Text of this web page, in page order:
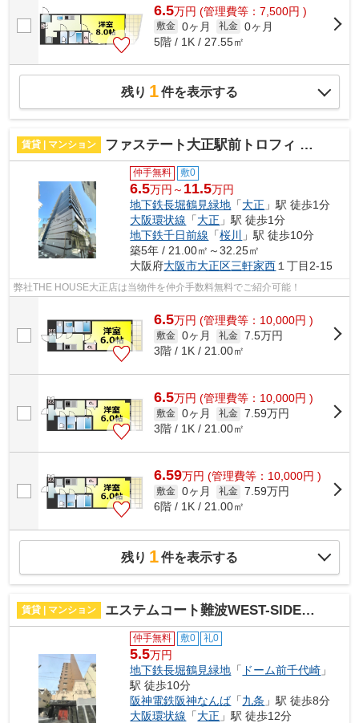
6.5万円 (管理費等：7,500円 )
敷金 0ヶ月 礼金 0ヶ月
5階 / 1K / 27.55㎡
残り 1件を表示する
賃貸 | マンション ファステート大正駅前トロフィ 仲介手数料無料
仲手無料 敷0
6.5万円～ 11.5万円
地下鉄長堀鶴見緑地 「大正 」駅 徒歩1分
大阪環状線 「大正 」駅 徒歩1分
地下鉄千日前線 「桜川
」駅 徒歩10分
築5年 / 21.00㎡～32.25㎡
大阪府大阪市大正区三軒家西 １丁目2-15
弊社THE HOUSE大正店は当物件を仲介手数料無料でご紹介可能！
6.5万円 (管理費等：10,000円 )
敷金 0ヶ月 礼金 7.5万円
3階 / 1K / 21.00㎡
6.5万円 (管理費等：10,000円 )
敷金 0ヶ月 礼金 7.59万円
3階 / 1K / 21.00㎡
6.59万円 (管理費等：10,000円 )
敷金 0ヶ月 礼金 7.59万円
6階 / 1K / 21.00㎡
残り 1件を表示する
賃貸 | マンション エステムコート難波WEST-SIDE 大阪ドーム前
仲手無料 敷0 礼0
5.5万円
地下鉄長堀鶴見緑地 「 ドーム前千代崎 」
駅 徒歩10分
阪神電鉄阪神なんば「九条 」駅 徒歩8分
大阪環状線 「大正 」駅 徒歩12分